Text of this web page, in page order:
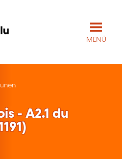
MENÜ
- A2.1 du